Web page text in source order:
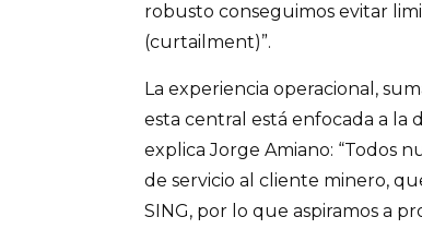
robusto conseguimos evitar
(curtailment)”.
La experiencia operacional,
esta central está enfocada a la
explica Jorge Amiano: “Todos
de servicio al cliente minero,
SING, por lo que aspiramos a